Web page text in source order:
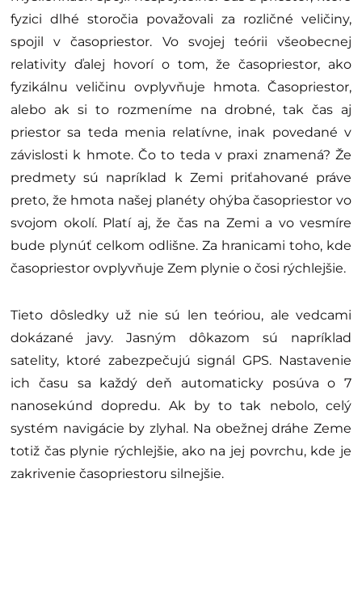
Foto: Albert Einsterin počas hodiny na Viedenskej univerzite v roku
1921 (Ferdinand Schmutzer [Public domain],
via Wikimedia
Commons)
Teória relativity
Einstein začiatkom 20. storočia vo svojich
myšlienkach spojil nespojiteľné. Čas a priestor, ktoré
fyzici dlhé storočia považovali za rozličné veličiny,
spojil v časopriestor. Vo svojej teórii všeobecnej
relativity ďalej hovorí o tom, že časopriestor, ako
fyzikálnu veličinu ovplyvňuje hmota. Časopriestor,
priestor sa teda menia relatívne, inak povedané v
závislosti k hmote. Čo to teda v praxi znamená? Že
predmety sú napríklad k Zemi priťahované práve
preto, že hmota našej planéty ohýba časopriestor vo
svojom okolí. Platí aj, že čas na Zemi a vo vesmíre
bude plynúť celkom odlišne. Za hranicami toho, kde
časopriestor ovplyvňuje Zem plynie o čosi rýchlejšie.